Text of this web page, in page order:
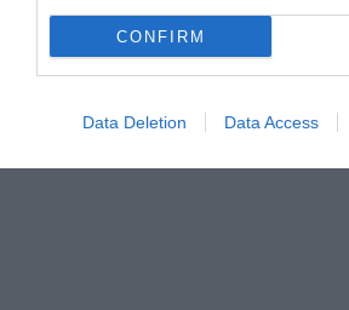
CONFIRM
Data Deletion Data Access